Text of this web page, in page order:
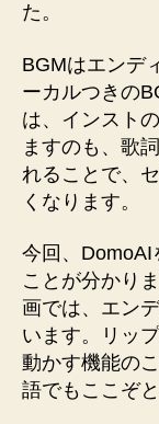
た。
BGMはエンデ
ーカルつきの
は、インスト
ますのも、歌
れることで、
くなります。
今回、DomoAI
ことが分かり
画では、エン
います。リッ
動かす機能の
語でもここぞ